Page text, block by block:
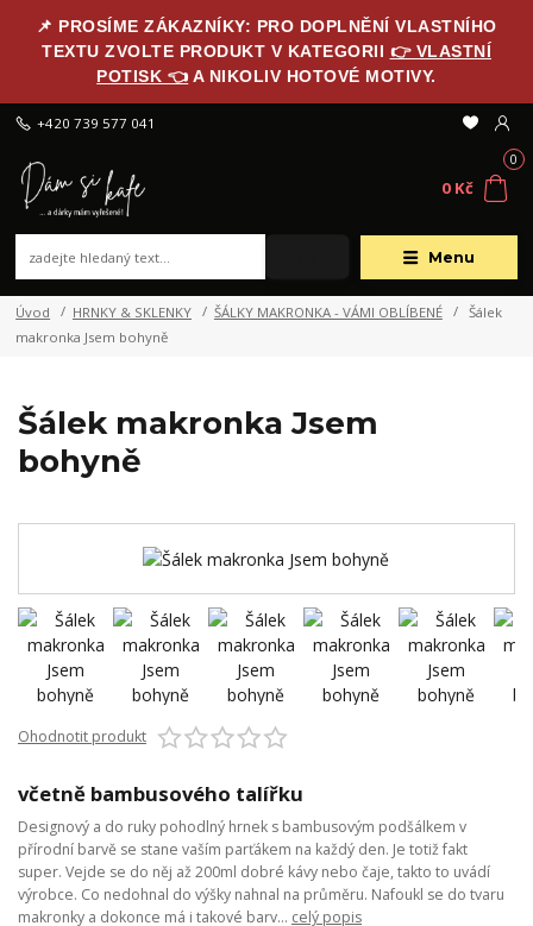
📌 PROSÍME ZÁKAZNÍKY: PRO DOPLNĚNÍ VLASTNÍHO
TEXTU ZVOLTE PRODUKT V KATEGORII 👉 VLASTNÍ
POTISK 👈 A NIKOLIV HOTOVÉ MOTIVY.
Menu
+420 739 577 041
0
0 Kč
Úvod HRNKY & SKLENKY ŠÁLKY MAKRONKA - VÁMI OBLÍBENÉ
Šálek
makronka Jsem bohyně
Šálek makronka Jsem
bohyně
Ohodnotit produkt
včetně bambusového talířku
Designový a do ruky pohodlný hrnek s bambusovým podšálkem v
přírodní barvě se stane vaším parťákem na každý den. Je totiž fakt
super. Vejde se do něj až 200ml dobré kávy nebo čaje, takto to uvádí
výrobce. Co nedohnal do výšky nahnal na průměru. Nafoukl se do tvaru
makronky a dokonce má i takové barv... celý popis